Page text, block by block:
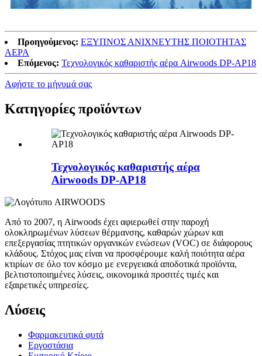
Προηγούμενος: ΕΞΥΠΝΟΣ ΑΝΙΧΝΕΥΤΗΣ ΠΟΙΟΤΗΤΑΣ
ΑΕΡΑ
Επόμενος: Τεχνολογικός καθαριστής αέρα Airwoods DP-AP18
Αφήστε το μήνυμά σας
Κατηγορίες προϊόντων
Τεχνολογικός καθαριστής αέρα
Airwoods DP-AP18
Από το 2007, η Airwoods έχει αφιερωθεί στην παροχή
ολοκληρωμένων λύσεων θέρμανσης, καθαρών χώρων και
επεξεργασίας πτητικών οργανικών ενώσεων (VOC) σε διάφορους
κλάδους. Στόχος μας είναι να προσφέρουμε καλή ποιότητα αέρα
κτιρίων σε όλο τον κόσμο με ενεργειακά αποδοτικά προϊόντα,
βελτιστοποιημένες λύσεις, οικονομικά προσιτές τιμές και
εξαιρετικές υπηρεσίες.
Λύσεις
Φαρμακευτικά φυτά
Εργοστάσια